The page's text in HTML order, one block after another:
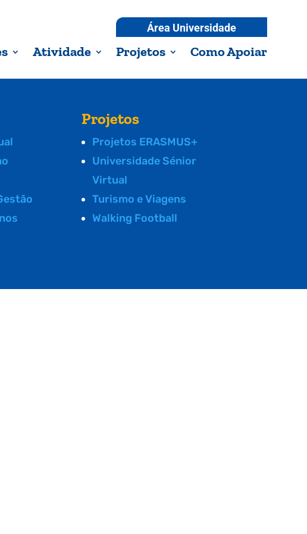
Área Universidade
Atividade Projetos Como Apoiar
Projetos
Projetos ERASMUS+
Universidade Sénior
Virtual
Turismo e Viagens
Walking Football